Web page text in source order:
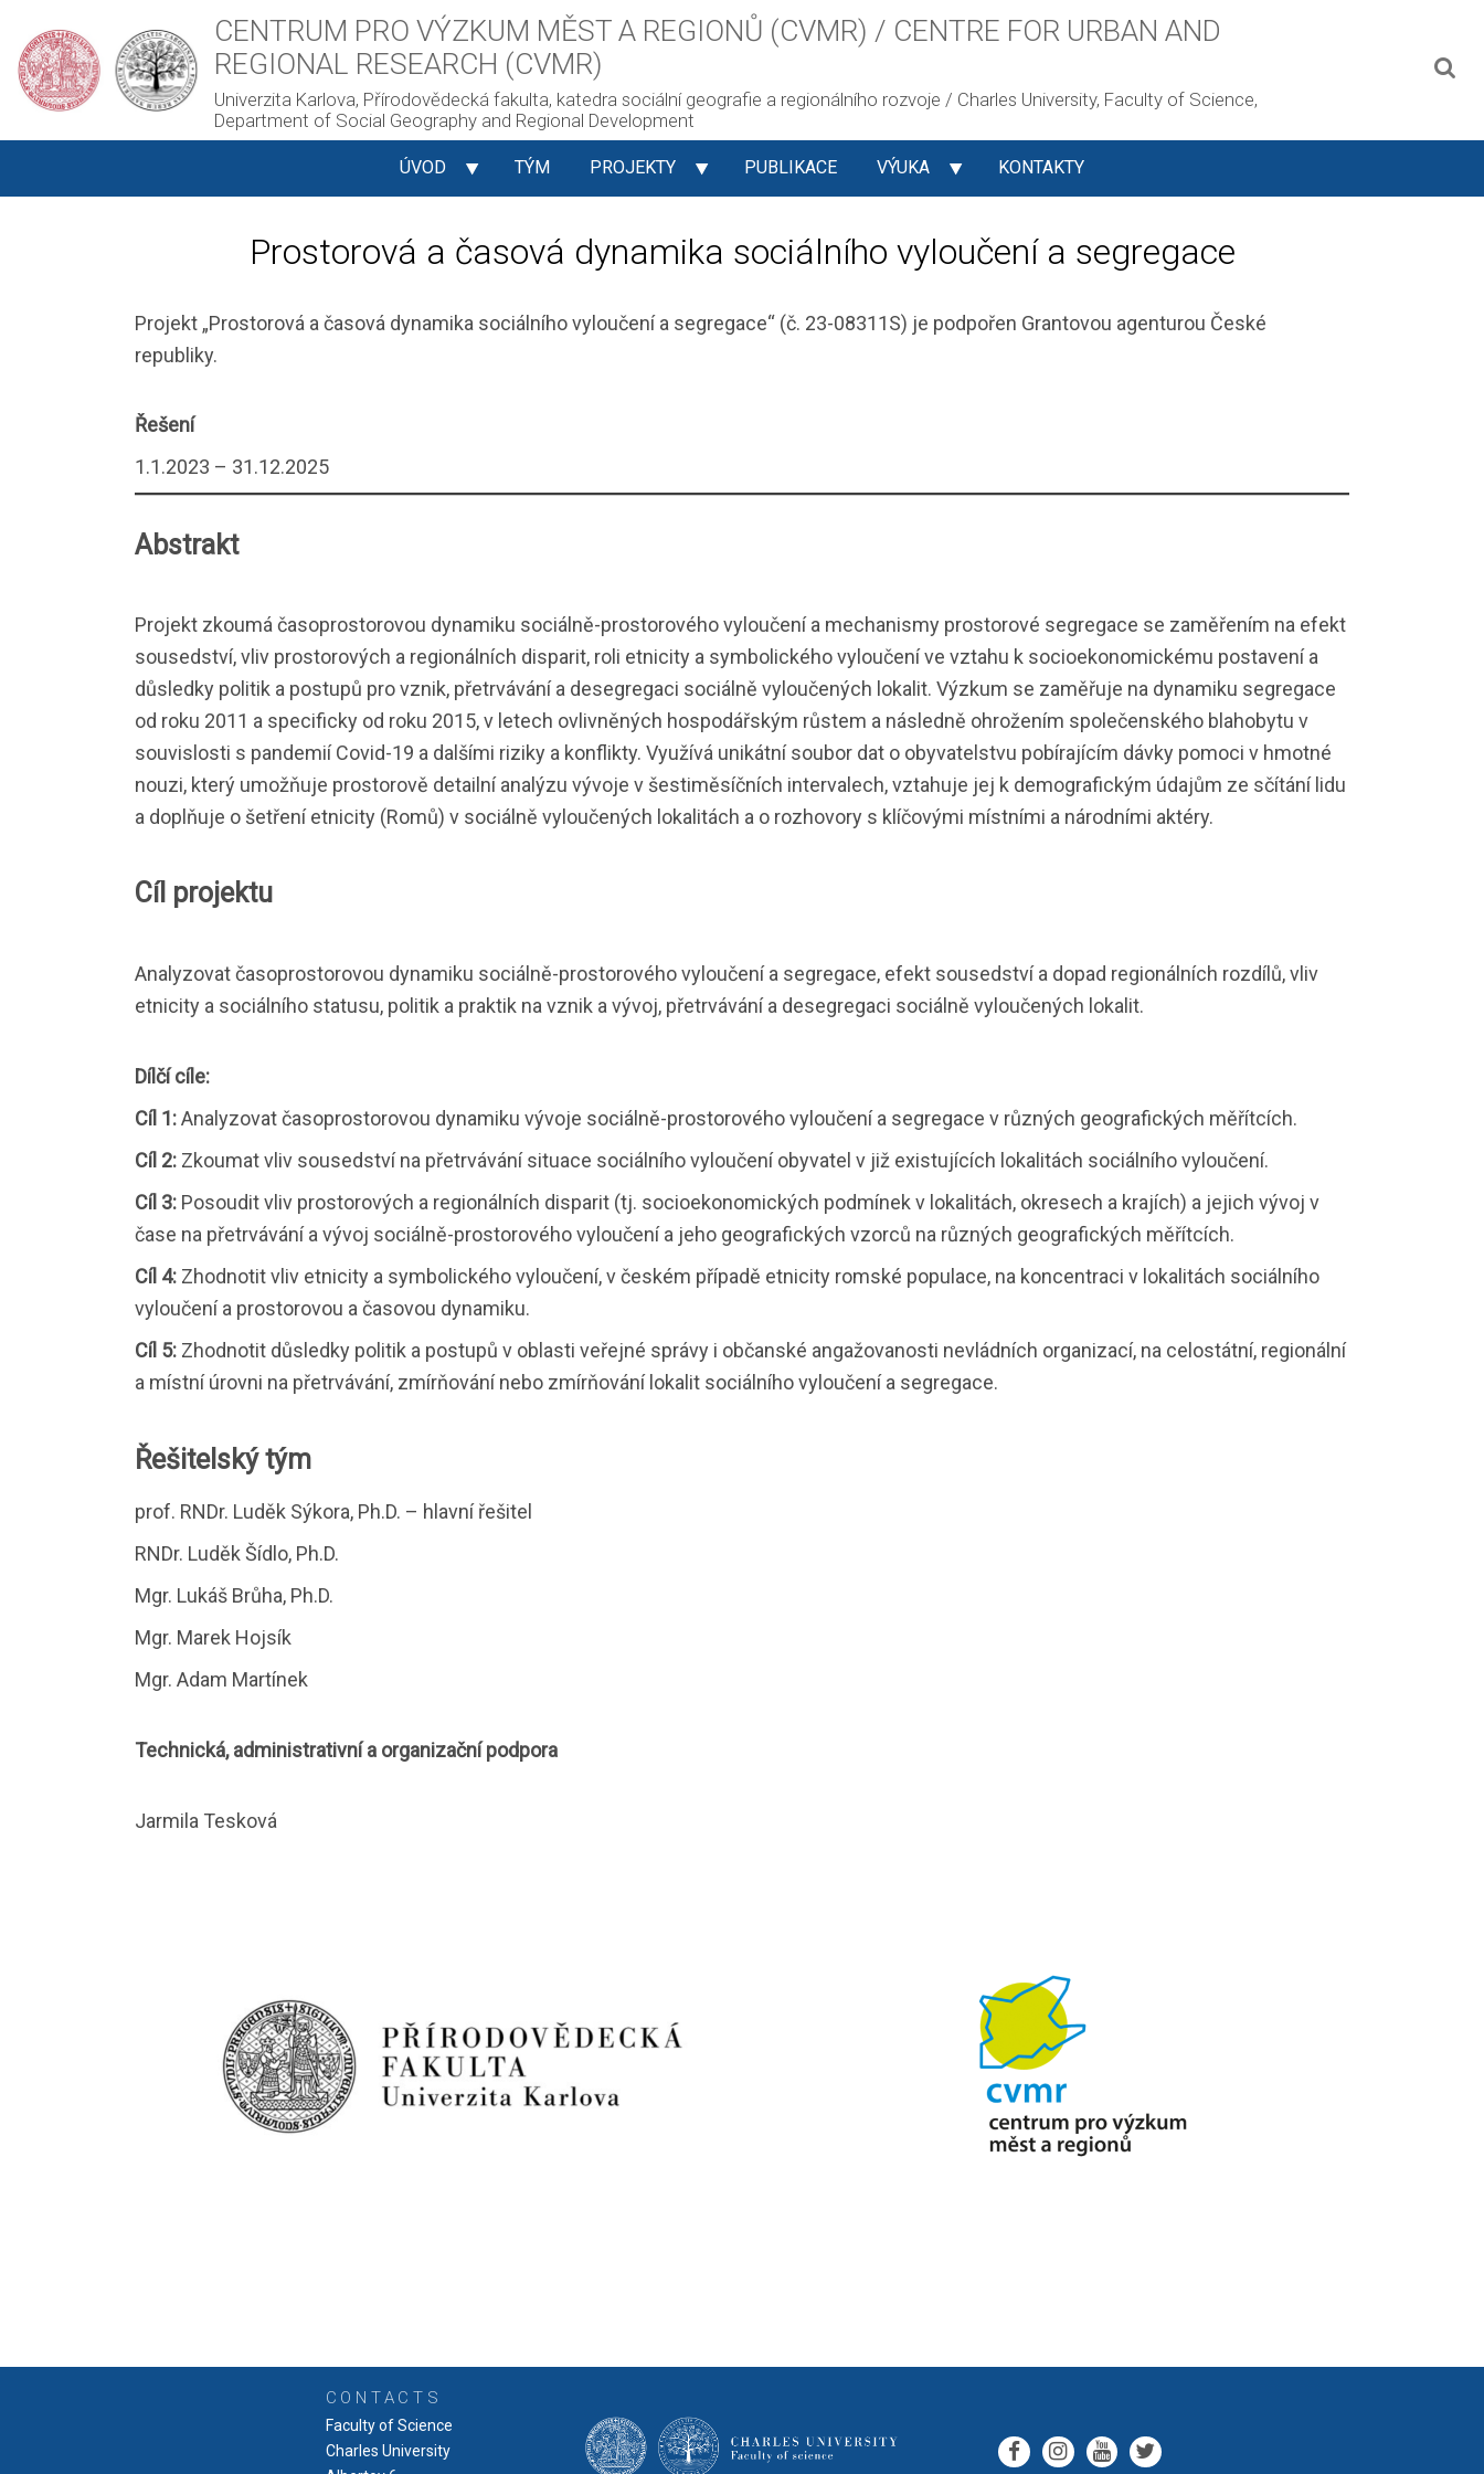
CENTRUM PRO VÝZKUM MĚST A REGIONŮ (CVMR) / CENTRE FOR URBAN AND
REGIONAL RESEARCH (CVMR)
Univerzita Karlova, Přírodovědecká fakulta, katedra sociální geografie a regionálního rozvoje / Charles University, Faculty of Science,
Department of Social Geography and Regional Development
ÚVOD TÝM PROJEKTY PUBLIKACE VÝUKA KONTAKTY
Prostorová a časová dynamika sociálního vyloučení a segregace
Projekt „Prostorová a časová dynamika sociálního vyloučení a segregace“ (č. 23-08311S) je podpořen Grantovou agenturou České
republiky.
Řešení
1.1.2023 – 31.12.2025
Abstrakt
Projekt zkoumá časoprostorovou dynamiku sociálně-prostorového vyloučení a mechanismy prostorové segregace se zaměřením na efekt
sousedství, vliv prostorových a regionálních disparit, roli etnicity a symbolického vyloučení ve vztahu k socioekonomickému postavení a
důsledky politik a postupů pro vznik, přetrvávání a desegregaci sociálně vyloučených lokalit. Výzkum se zaměřuje na dynamiku segregace
od roku 2011 a specificky od roku 2015, v letech ovlivněných hospodářským růstem a následně ohrožením společenského blahobytu v
souvislosti s pandemií Covid-19 a dalšími riziky a konflikty. Využívá unikátní soubor dat o obyvatelstvu pobírajícím dávky pomoci v hmotné
nouzi, který umožňuje prostorově detailní analýzu vývoje v šestiměsíčních intervalech, vztahuje jej k demografickým údajům ze sčítání lidu
a doplňuje o šetření etnicity (Romů) v sociálně vyloučených lokalitách a o rozhovory s klíčovými místními a národními aktéry.
Cíl projektu
Analyzovat časoprostorovou dynamiku sociálně-prostorového vyloučení a segregace, efekt sousedství a dopad regionálních rozdílů, vliv
etnicity a sociálního statusu, politik a praktik na vznik a vývoj, přetrvávání a desegregaci sociálně vyloučených lokalit.
Dílčí cíle:
Cíl 1:Analyzovat časoprostorovou dynamiku vývoje sociálně-prostorového vyloučení a segregace v různých geografických měřítcích.
Cíl 2: Zkoumat vliv sousedství na přetrvávání situace sociálního vyloučení obyvatel v již existujících lokalitách sociálního vyloučení.
Cíl 3: Posoudit vliv prostorových a regionálních disparit (tj. socioekonomických podmínek v lokalitách, okresech a krajích) a jejich vývoj v
čase na přetrvávání a vývoj sociálně-prostorového vyloučení a jeho geografických vzorců na různých geografických měřítcích.
Cíl 4: Zhodnotit vliv etnicity a symbolického vyloučení, v českém případě etnicity romské populace, na koncentraci v lokalitách sociálního
vyloučení a prostorovou a časovou dynamiku.
Cíl 5: Zhodnotit důsledky politik a postupů v oblasti veřejné správy i občanské angažovanosti nevládních organizací, na celostátní, regionální
a místní úrovni na přetrvávání, zmírňování nebo zmírňování lokalit sociálního vyloučení a segregace.
Řešitelský tým
prof. RNDr. Luděk Sýkora, Ph.D. – hlavní řešitel
RNDr. Luděk Šídlo, Ph.D.
Mgr. Lukáš Brůha, Ph.D.
Mgr. Marek Hojsík
Mgr. Adam Martínek
Technická, administrativní a organizační podpora
Jarmila Tesková
CONTACTS
Faculty of Science
Charles University